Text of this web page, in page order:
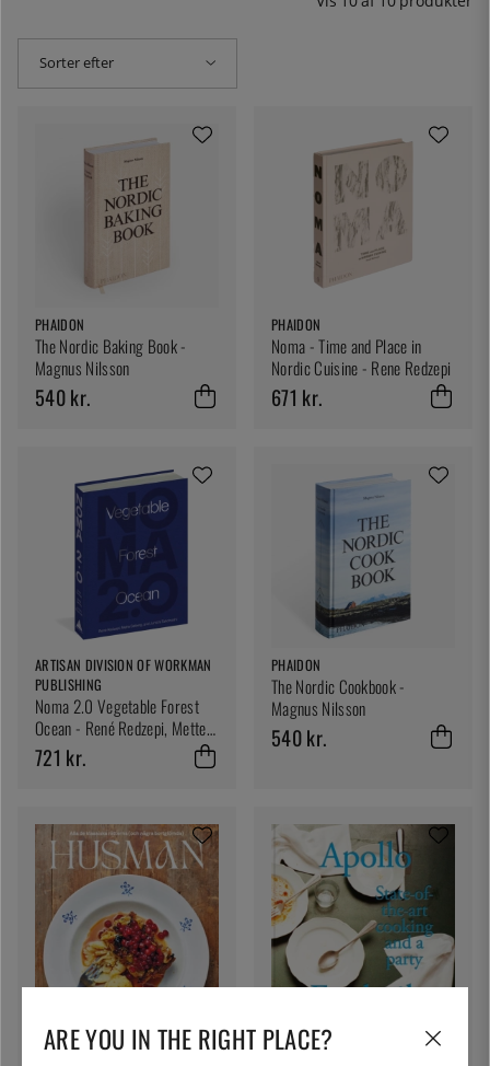
Sorter efter
PHAIDON
The Nordic Baking Book -
Magnus Nilsson
540 kr.
PHAIDON
Noma - Time and Place in
Nordic Cuisine - Rene Redzepi
671 kr.
ARTISAN DIVISION OF WORKMAN
PUBLISHING
Noma 2.0 Vegetable Forest
Ocean - René Redzepi, Mette
Søberg, Junichi Takahashi
721 kr.
PHAIDON
The Nordic Cookbook -
Magnus Nilsson
540 kr.
ARE YOU IN THE RIGHT PLACE?